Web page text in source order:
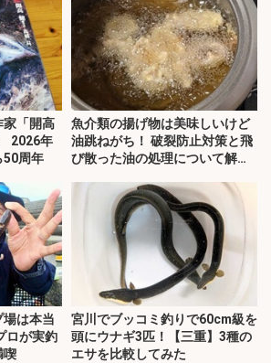
家「開高
2026年
50周年
魚介類の揚げ物は美味しいけど
油跳ねがち！ 破裂防止対策と飛
び散った油の処理について解
は本当
ロが実釣
喫
宮川でブッコミ釣りで60cm級を
頭にウナギ3匹！【三重】3種の
エサを比較してみた